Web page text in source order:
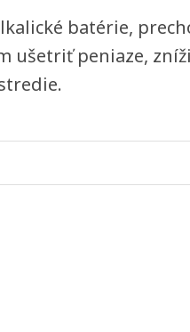
batérie,
ušetriť peniaze,